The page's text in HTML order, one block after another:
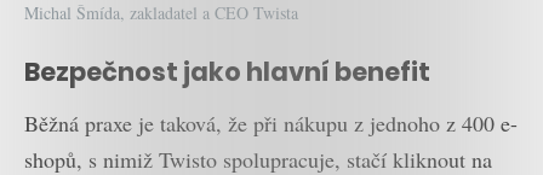
Michal Šmída, zakladatel a CEO Twista
Bezpečnost jako hlavní benefit
Běžná praxe je taková, že při nákupu z jednoho z 400 e-
shopů, s nimiž Twisto spolupracuje, stačí kliknout na